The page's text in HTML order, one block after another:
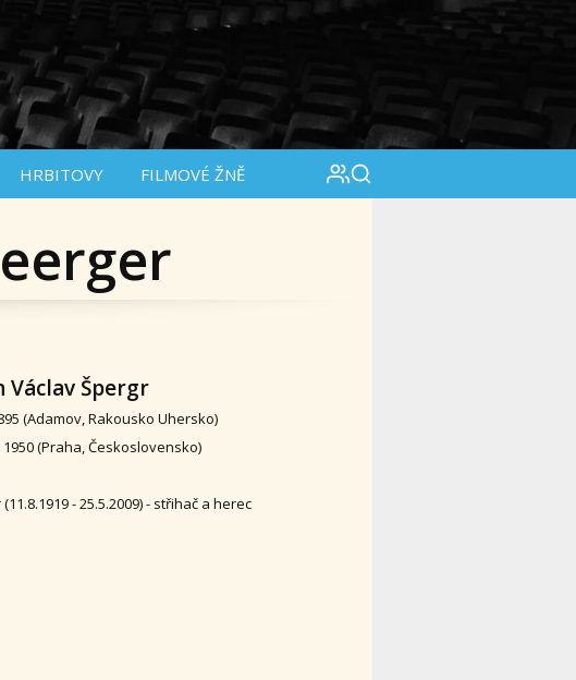
HRBITOVY FILMOVÉ ŽNĚ
Václav Špergr
(Adamov, Rakousko Uhersko)
1950 (Praha, Československo)
- 25.5.2009) - střihač a herec